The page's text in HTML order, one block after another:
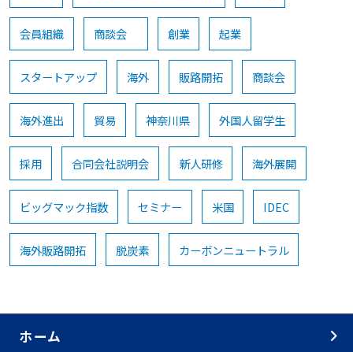
会員組織 商談会 創業 起業
スタートアップ 海外 販路開拓 商談会
海外進出 貿易 神奈川県 外国人留学生
採用 合同会社説明会 新人研修 海外展開
ビッグマック指数 セミナー 米国 IDEC
海外販路開拓 脱炭素 カーボンニュートラル
ホーム